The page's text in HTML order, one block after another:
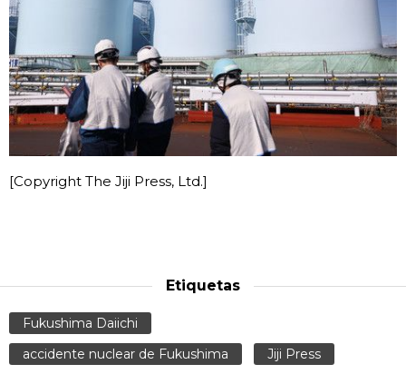
[Copyright The Jiji Press, Ltd.]
Etiquetas
Fukushima Daiichi
accidente nuclear de Fukushima
Jiji Press